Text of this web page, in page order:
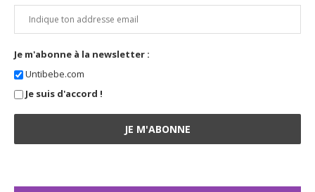
Je m'abonne à la newsletter :
Untibebe.com
Je suis d'accord !